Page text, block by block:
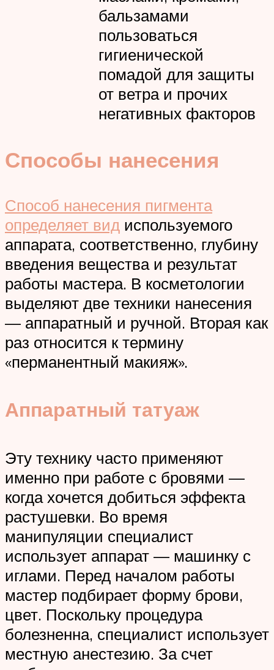
бальзамами
пользоваться
гигиенической
помадой для защиты
от ветра и прочих
негативных факторов
Способы нанесения
Способ нанесения пигмента
определяет вид используемого
аппарата, соответственно, глубину
введения вещества и результат
работы мастера. В косметологии
выделяют две техники нанесения
— аппаратный и ручной. Вторая как
раз относится к термину
«перманентный макияж».
Аппаратный татуаж
Эту технику часто применяют
именно при работе с бровями —
когда хочется добиться эффекта
растушевки. Во время
манипуляции специалист
использует аппарат — машинку с
иглами. Перед началом работы
мастер подбирает форму брови,
цвет. Поскольку процедура
болезненна, специалист использует
местную анестезию. За счет